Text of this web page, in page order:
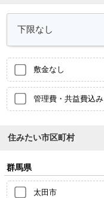
敷金なし
管理費・共益費込み
住みたい市区町村
群馬県
太田市